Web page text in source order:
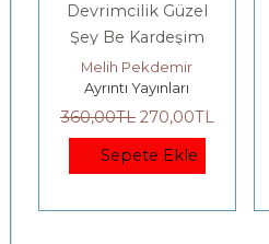
Devrimcilik Güzel
Şey Be Kardeşim
Melih Pekdemir
Ayrıntı Yayınları
360,00TL 270,00TL
Sepete Ekle